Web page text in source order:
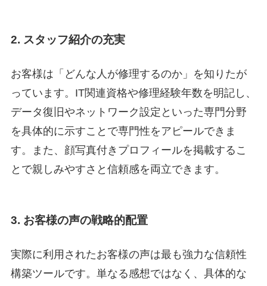
2. スタッフ紹介の充実
お客様は「どんな人が修理するのか」を知りたが
っています。IT関連資格や修理経験年数を明記し、
データ復旧やネットワーク設定といった専門分野
を具体的に示すことで専門性をアピールできま
す。また、顔写真付きプロフィールを掲載するこ
とで親しみやすさと信頼感を両立できます。
3. お客様の声の戦略的配置
実際に利用されたお客様の声は最も強力な信頼性
構築ツールです。単なる感想ではなく、具体的な